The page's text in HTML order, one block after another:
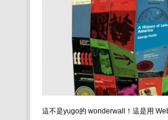
這不是yugo的 wonderwall！這是用